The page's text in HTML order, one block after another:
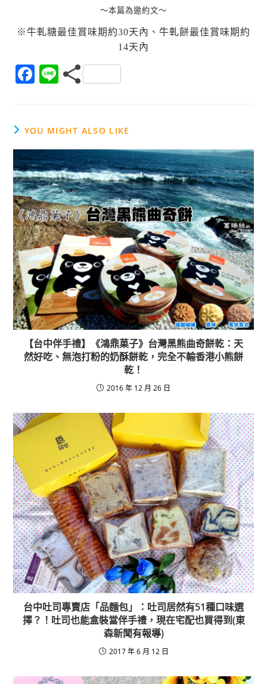
～本篇為邀約文～
※牛軋糖最佳賞味期約30天內、 牛軋餅最佳賞味期約
14天內
F
e
b
o
o
k
Li
YOU MIGHT ALSO LIKE
【台中伴手禮】《鴻鼎菓子》台灣黑熊曲奇餅乾：天
然好吃、無泡打粉的奶酥餅乾，完全不輸香港小熊餅
乾！
2016 年 12 月 26 日
台中吐司專賣店「品麵包」：吐司居然有51種口味選
擇？！吐司也能盒裝當伴手禮，現在宅配也買得到(東
森新聞有報導)
2017 年 6 月 12 日